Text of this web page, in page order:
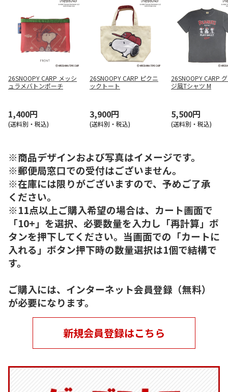
26SNOOPY CARP メッシ
ュラメバトンポーチ
1,400円
(送料別・税込)
26SNOOPY CARP ピクニ
ックトート
3,900円
(送料別・税込)
26SNOOPY CARP
ジ風Tシャツ M
5,500円
(送料別・税込)
※商品デザインおよび写真はイメージです。
※郵便局窓口での受付はございません。
※在庫には限りがございますので、予めご了承
ください。
※11点以上ご購入希望の場合は、カート画面で
「10+」を選択、必要数量を入力し「再計算」ボ
タンを押下してください。当画面での「カートに
入れる」ボタン押下時の数量選択は1個で結構で
す。
ご購入には、インターネット会員登録（無料）
が必要になります。
新規会員登録はこちら